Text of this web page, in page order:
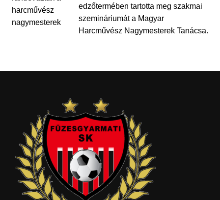
edzőtermében tartotta meg szakmai
szemináriumát a Magyar
Harcművész Nagymesterek Tanácsa.